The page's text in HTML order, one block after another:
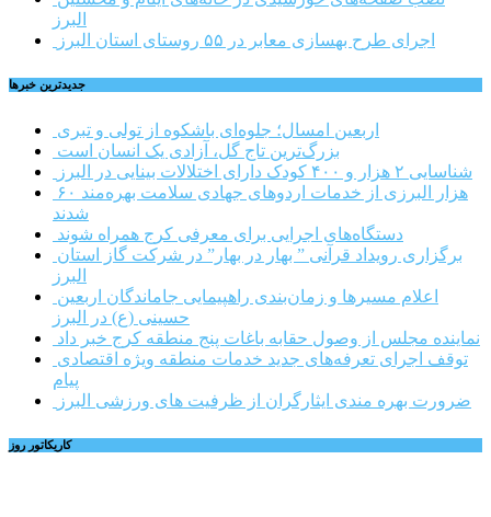
البرز
اجرای طرح بهسازی معابر در ۵۵ روستای استان البرز
جديدترين خبرها
اربعین امسال؛ جلوه‌ای باشکوه از تولی و تبری
بزرگ‌ترین تاج گل، آزادی یک انسان است
شناسایی ۲ هزار و ۴۰۰ کودک دارای اختلالات بینایی در البرز
۶۰ هزار البرزی از خدمات اردوهای جهادی سلامت بهره‌مند
شدند
دستگاه‌های اجرایی برای معرفی کرج همراه شوند
البرز
حسینی (ع) در البرز
نماینده مجلس از وصول حقابه باغات پنج منطقه کرج خبر داد
پیام
ضرورت بهره مندی ایثارگران از ظرفیت های ورزشی البرز
کاریکاتور روز